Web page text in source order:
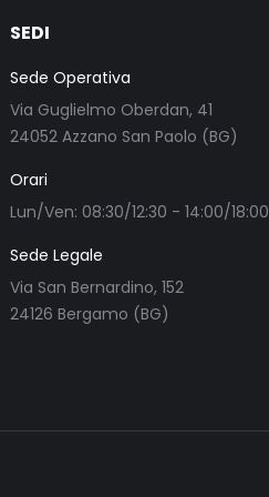
SEDI
Sede Operativa
Via Guglielmo Oberdan, 41
24052 Azzano San Paolo (BG)
Orari
Lun/Ven: 08:30/12:30 - 14:00/18:00
Sede Legale
Via San Bernardino, 152
24126 Bergamo (BG)